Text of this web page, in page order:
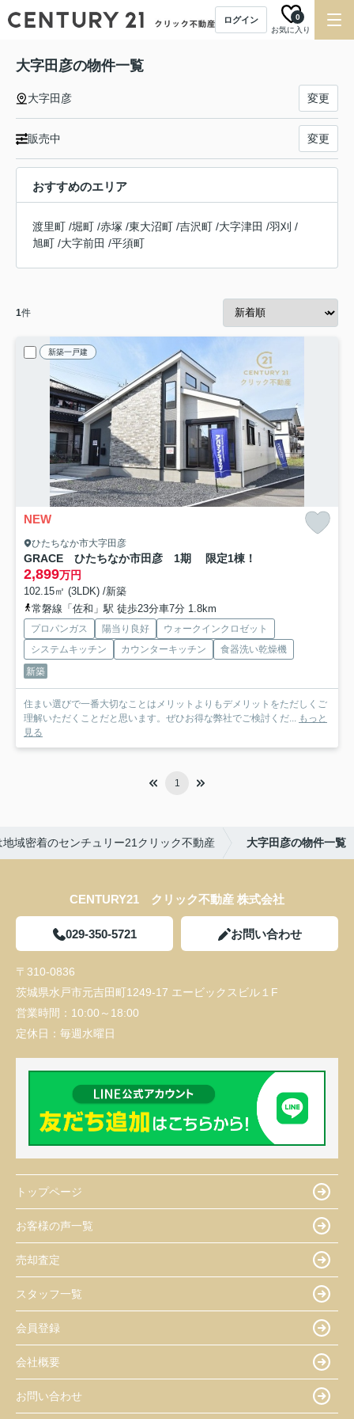
ログイン
お気に入り
0
大字田彦の物件一覧
大字田彦 変更
販売中 変更
おすすめのエリア
渡里町 /堀町 /赤塚 /東大沼町 /吉沢町 /大字津田 /羽刈 /
旭町 /大字前田 /平須町
1件
新築一戸建
NEW
ひたちなか市大字田彦
GRACE ひたちなか市田彦 1期 限定1棟！
2,899万円
102.15㎡ (3LDK) /新築
常磐線「佐和」駅 徒歩23分車7分 1.8km
プロパンガス 陽当り良好
ウォークインクロゼット
システムキッチン
カウンターキッチン
食器洗い乾燥機
新築
住まい選びで一番大切なことはメリットよりもデメリットをただしくご
理解いただくことだと思います。ぜひお得な弊社でご検討くだ... もっと
見る
1
域密着のセンチュリー21クリック不動産 大字田彦の物件一覧
CENTURY21 クリック不動産 株式会社
029-350-5721 お問い合わせ
〒310-0836
茨城県水戸市元吉田町1249-17 エービックスビル１F
営業時間： 10:00～18:00
定休日： 毎週水曜日
トップページ
お客様の声一覧
売却査定
スタッフ一覧
会員登録
会社概要
お問い合わせ